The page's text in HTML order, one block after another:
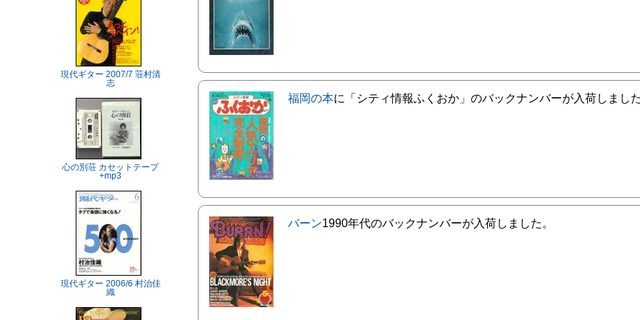
現代ギター 2007/7 荘村清
志
心の別荘 カセットテープ
+mp3
現代ギター 2006/6 村治佳
織
福岡の本に「シティ情報ふくおか」のバックナンバーが入荷しまし
バーン1990年代のバックナンバーが入荷しました。